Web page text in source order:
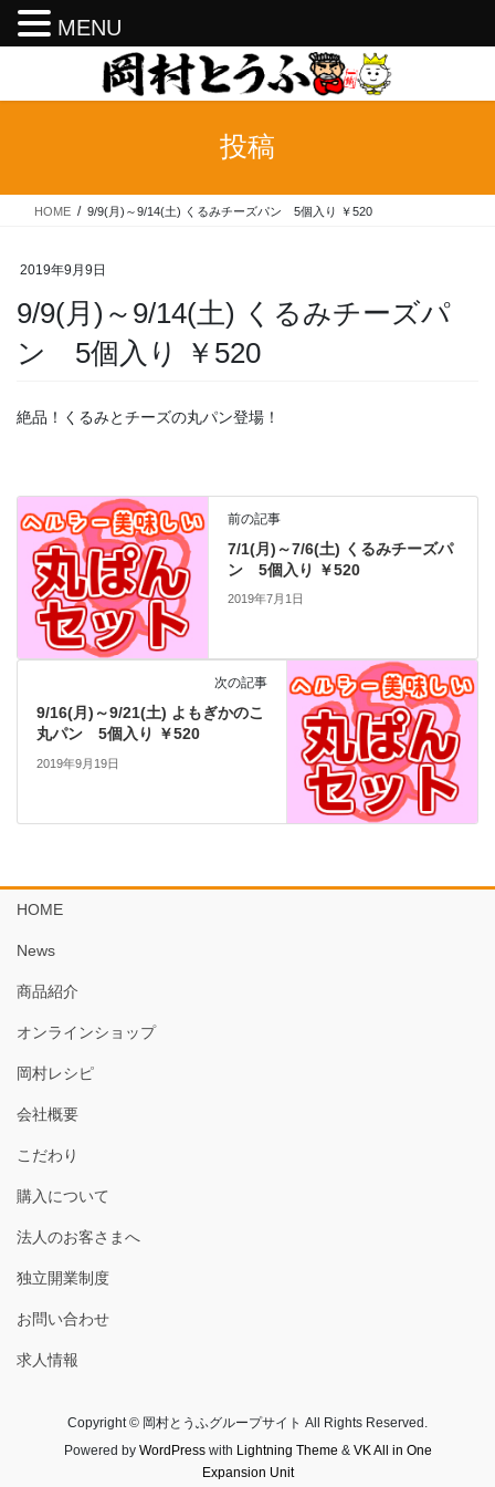
テ
ス
ゲ
ン
投稿
HOME 9/9(月)～9/14(土) くるみチーズパン 5個入り ￥520
2019年9月9日
9/9(月)～9/14(土) くるみチーズパ
ン 5個入り ￥520
絶品！くるみとチーズの丸パン登場！
前の記事
7/1(月)～7/6(土) くるみチーズパ
ン 5個入り ￥520
2019年7月1日
次の記事
9/16(月)～9/21(土) よもぎかのこ
丸パン 5個入り ￥520
2019年9月19日
HOME
News
商品紹介
オンラインショップ
岡村レシピ
会社概要
こだわり
購入について
法人のお客さまへ
独立開業制度
お問い合わせ
求人情報
Copyright © 岡村とうふグループサイト All Rights Reserved.
Powered by WordPresswith Lightning Theme & VK All in One
Expansion Unit
MENU